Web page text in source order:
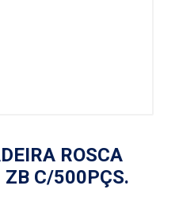
ROSCA
ZB C/500PÇS.